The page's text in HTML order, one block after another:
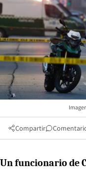
Compartir
Un funcionario de